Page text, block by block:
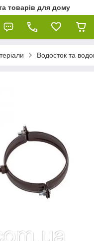
товарів для дому
Водосток та